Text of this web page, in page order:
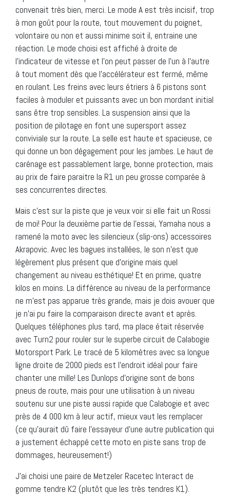
convenait très bien, merci. Le mode A est très incisif, trop
à mon goût pour la route, tout mouvement du poignet,
volontaire ou non et aussi minime soit il, entraine une
réaction. Le mode choisi est affiché à droite de
l’indicateur de vitesse et l’on peut passer de l’un à l’autre
à tout moment dès que l’accélérateur est fermé, même
en roulant. Les freins avec leurs étriers à 6 pistons sont
faciles à moduler et puissants avec un bon mordant initial
sans être trop sensibles. La suspension ainsi que la
position de pilotage en font une supersport assez
conviviale sur la route. La selle est haute et spacieuse, ce
qui donne un bon dégagement pour les jambes. Le haut de
carénage est passablement large, bonne protection, mais
au prix de faire paraitre la R1 un peu grosse comparée à
ses concurrentes directes.
Mais c’est sur la piste que je veux voir si elle fait un Rossi
de moi! Pour la deuxième partie de l’essai, Yamaha nous a
ramené la moto avec les silencieux (slip-ons) accessoires
Akrapovic. Avec les bagues installées, le son n’est que
légèrement plus présent que d’origine mais quel
changement au niveau esthétique! Et en prime, quatre
kilos en moins. La différence au niveau de la performance
ne m’est pas apparue très grande, mais je dois avouer que
je n’ai pu faire la comparaison directe avant et après.
Quelques téléphones plus tard, ma place était réservée
avec Turn2 pour rouler sur le superbe circuit de Calabogie
Motorsport Park. Le tracé de 5 kilomètres avec sa longue
ligne droite de 2000 pieds est l’endroit idéal pour faire
chanter une mille! Les Dunlops d’origine sont de bons
pneus de route, mais pour une utilisation à un niveau
soutenu sur une piste aussi rapide que Calabogie et avec
près de 4 000 km à leur actif, mieux vaut les remplacer
(ce qu’aurait dû faire l’essayeur d’une autre publication qui
a justement échappé cette moto en piste sans trop de
dommages, heureusement!)
J’ai choisi une paire de Metzeler Racetec Interact de
gomme tendre K2 (plutôt que les très tendres K1).